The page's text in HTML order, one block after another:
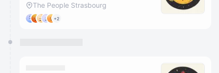
The People Strasbourg
+2